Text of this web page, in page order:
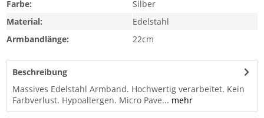
Farbe:
Silber
Material:
Edelstahl
Armbandlänge:
22cm
Beschreibung
Massives Edelstahl Armband. Hochwertig verarbeitet. Kein
Farbverlust. Hypoallergen. Micro Pave... mehr